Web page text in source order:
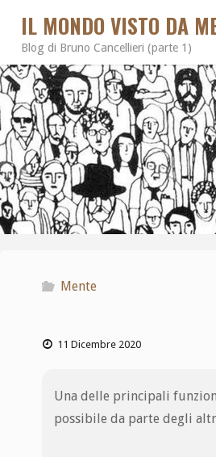
IL MONDO VISTO DA
Blog di Bruno Cancellieri (parte 1)
Mente
11 Dicembre 2020
Una delle principali
possibile da parte degli